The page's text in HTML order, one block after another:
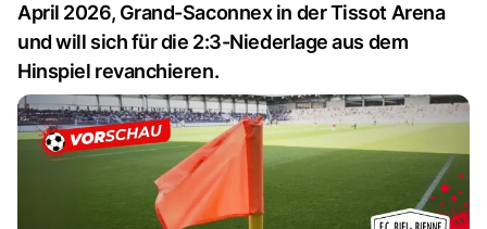
April 2026, Grand-Saconnex in der Tissot Arena
und will sich für die 2:3-Niederlage aus dem
Hinspiel revanchieren.